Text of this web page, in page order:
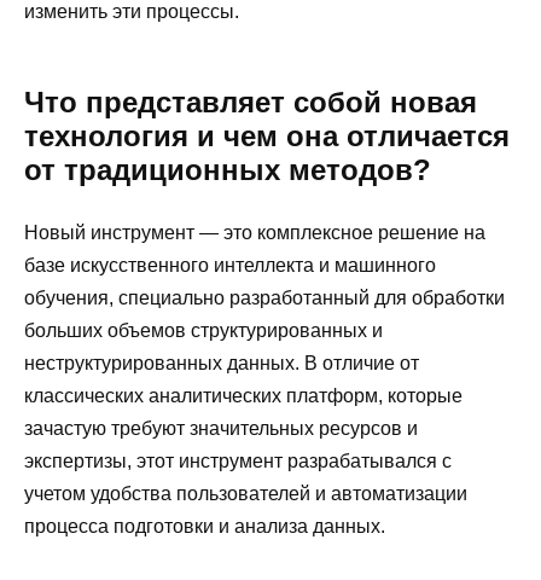
изменить эти процессы.
Что представляет собой новая
технология и чем она отличается
от традиционных методов?
Новый инструмент — это комплексное решение на
базе искусственного интеллекта и машинного
обучения, специально разработанный для обработки
больших объемов структурированных и
неструктурированных данных. В отличие от
классических аналитических платформ, которые
зачастую требуют значительных ресурсов и
экспертизы, этот инструмент разрабатывался с
учетом удобства пользователей и автоматизации
процесса подготовки и анализа данных.